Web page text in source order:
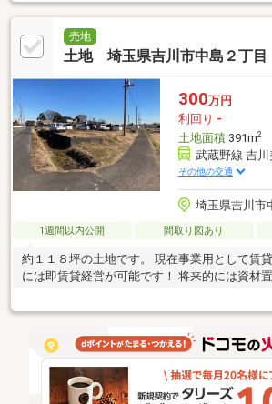
売地
土地 埼玉県吉川市中島２丁
300万円
利回り -
土地面積391m2
武蔵野線 吉
その他の交通
埼玉県吉川市
1週間以内公開 間取り図あり
約１１８坪の土地です。 現在事業用として賃
には即賃貸経営が可能です！ 将来的には資材